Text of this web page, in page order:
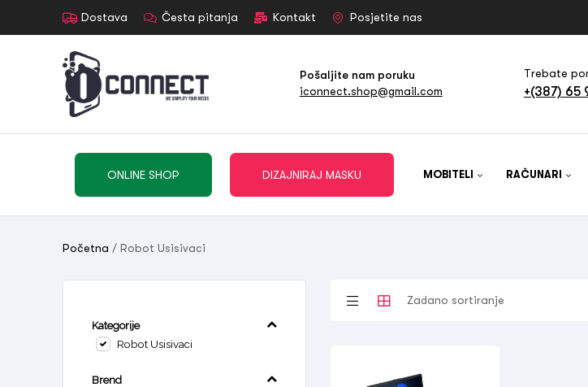
Dostava Česta pitanja Kontakt Posjetite nas
Pošaljite nam poruku
iconnect.shop@gmail.com
Trebate
+(387) 65
ONLINE SHOP DIZAJNIRAJ MASKU MOBITELI RAČUNARI
Početna / Robot Usisivaci
Kategorije
Robot Usisivaci
Brend